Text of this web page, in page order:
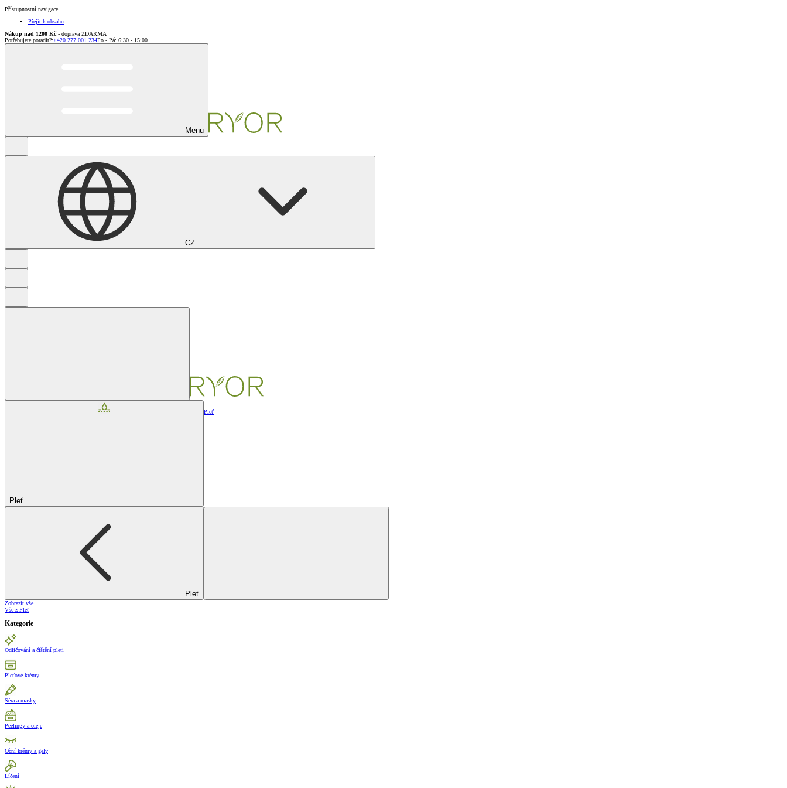
Přístupnostní navigace
Přejít k obsahu
Nákup nad 1200 Kč - doprava ZDARMA
Potřebujete poradit?:+420 277 001 234Po - Pá: 6:30 - 15:00
Menu
CZ
Pleť
Pleť
Pleť
Zobrazit vše
Vše z Pleť
Kategorie
Odličování a čištění pleti
Pleťové krémy
Séra a masky
Peelingy a oleje
Oční krémy a gely
Líčení